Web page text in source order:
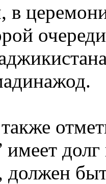
в
имеет
должен